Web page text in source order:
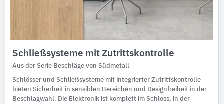
Schließsysteme mit Zutrittskontrolle
Aus der Serie Beschläge von Südmetall
Schlösser und Schließsysteme mit integrierter Zutrittskontrolle
bieten Sicherheit in sensiblen Bereichen und Designfreiheit in der
Beschlagwahl. Die Elektronik ist komplett im Schloss, in der